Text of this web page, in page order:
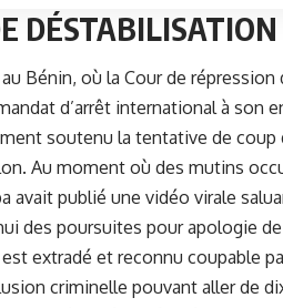
DÉSTABILISATION
Bénin, où la Cour de
d’arrêt international à son
soutenu la tentative de coup
Au moment où des mutins
avait publié une vidéo virale
des poursuites pour apologie
extradé et reconnu coupable
criminelle pouvant aller de